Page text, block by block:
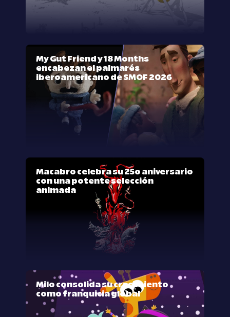
My Gut Friend y 18 Months
encabezan el palmarés
iberoamericano de SMOF 2026
Macabro celebra su 25º aniversario
con una potente selección
animada
Milo consolida su crecimiento
como franquicia global